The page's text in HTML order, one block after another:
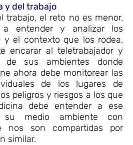
y del trabajo
trabajo, el reto no es menor.
a entender y analizar los
y el contexto que los rodea,
encarar al teletrabajador y
de sus ambientes donde
ahora debe monitorear las
de los lugares de
peligros y riesgos a los que
debe entender a ese
su medio ambiente con
nos son compartidas por
similar.